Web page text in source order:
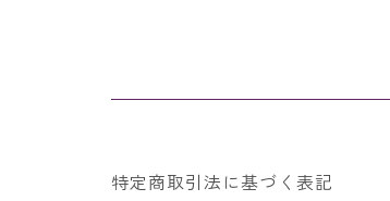
特定商取引法に基づく表記